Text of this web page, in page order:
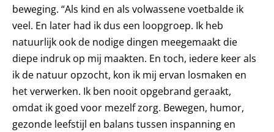
beweging. “Als kind en als volwassene voetbalde ik
veel. En later had ik dus een loopgroep. Ik heb
natuurlijk ook de nodige dingen meegemaakt die
diepe indruk op mij maakten. En toch, iedere keer als
ik de natuur opzocht, kon ik mij ervan losmaken en
het verwerken. Ik ben nooit opgebrand geraakt,
omdat ik goed voor mezelf zorg. Bewegen, humor,
gezonde leefstijl en balans tussen inspanning en